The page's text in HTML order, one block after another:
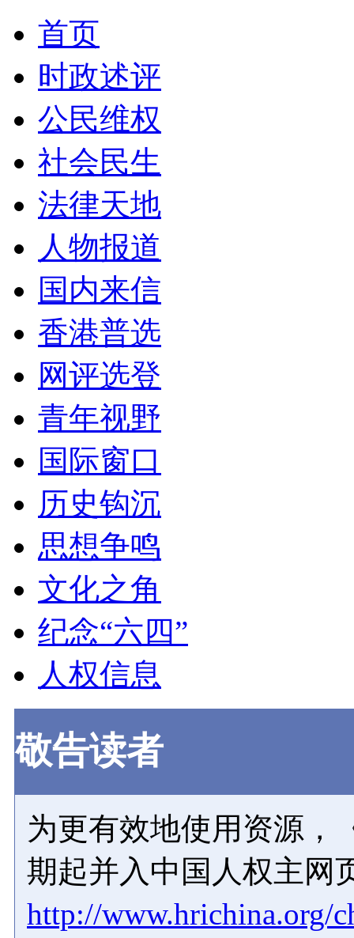
首页
时政述评
公民维权
社会民生
法律天地
人物报道
国内来信
香港普选
网评选登
青年视野
国际窗口
历史钩沉
思想争鸣
文化之角
纪念“六四”
人权信息
敬告读者
为更有效地使用资源，
期起并入中国人权主网
http://www.hrichina.org/